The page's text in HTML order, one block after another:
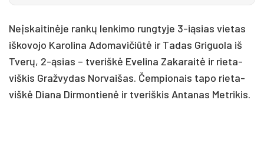
Neįs­kai­ti­nė­je ran­kų len­ki­mo rung­ty­je 3-ią­sias vie­tas
iš­ko­vo­jo Ka­ro­li­na Ado­ma­vi­čiū­tė ir Ta­das Gri­guo­la iš
Tve­rų, 2-ąsias – tve­riš­kė Eve­li­na Za­ka­rai­tė ir rie­ta­
viš­kis Graž­vy­das Nor­vai­šas. Čem­pio­nais ta­po rie­ta­
viš­kė Dia­na Dir­mon­tie­nė ir tve­riš­kis An­ta­nas Met­ri­kis.